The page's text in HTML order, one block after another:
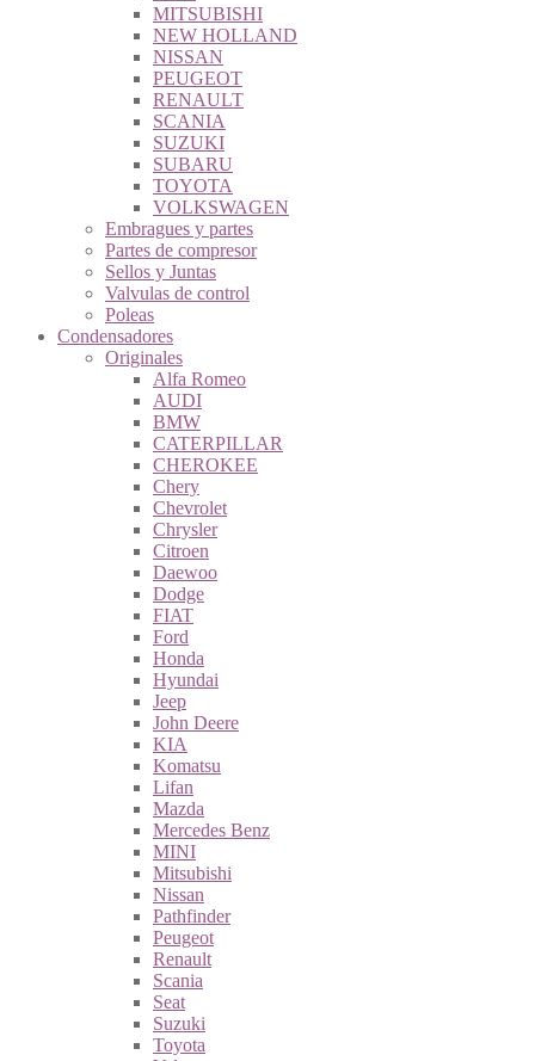
MITSUBISHI
NEW HOLLAND
NISSAN
PEUGEOT
RENAULT
SCANIA
SUZUKI
SUBARU
TOYOTA
VOLKSWAGEN
Embragues y partes
Partes de compresor
Sellos y Juntas
Valvulas de control
Poleas
Condensadores
Originales
Alfa Romeo
AUDI
BMW
CATERPILLAR
CHEROKEE
Chery
Chevrolet
Chrysler
Citroen
Daewoo
Dodge
FIAT
Ford
Honda
Hyundai
Jeep
John Deere
KIA
Komatsu
Lifan
Mazda
Mercedes Benz
MINI
Mitsubishi
Nissan
Pathfinder
Peugeot
Renault
Scania
Seat
Suzuki
Toyota